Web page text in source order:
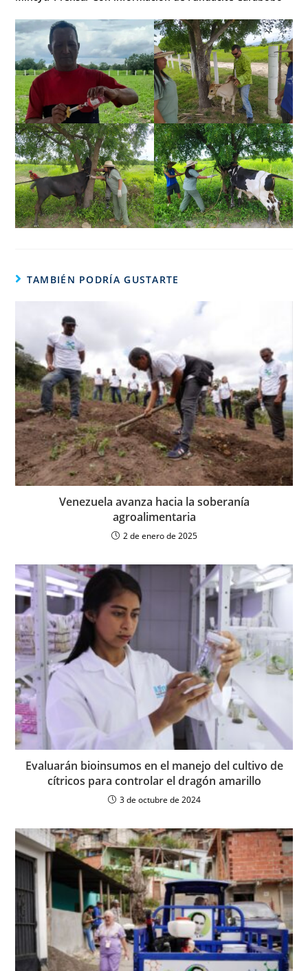
TAMBIÉN PODRÍA GUSTARTE
Venezuela avanza hacia la soberanía
agroalimentaria
2 de enero de 2025
Evaluarán bioinsumos en el manejo del cultivo de
cítricos para controlar el dragón amarillo
3 de octubre de 2024